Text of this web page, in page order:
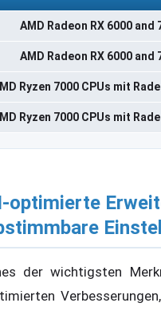
Unterstützte
AMD Radeon RX 6000
AMD Radeon RX 6000
Ryzen 7000 CPUs mit
Ryzen 7000 CPUs mit
optimierte
der wichtigsten